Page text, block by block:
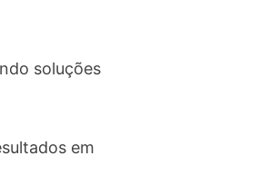
soluções
em